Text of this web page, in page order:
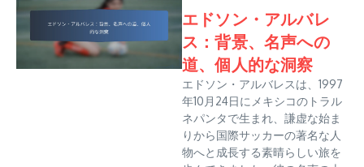
エドソン・アルバレ
ス：背景、名声への
道、個人的な洞察
エドソン・アルバレスは、1997
年10月24日にメキシコのトラル
ネパンタで生まれ、謙虚な始ま
りから国際サッカーの著名な人
物へと成長する素晴らしい旅を